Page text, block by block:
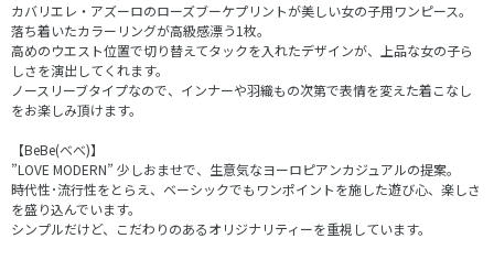
カバリエレ・アズーロのローズブーケプリントが美しい女の子用ワンピース。
落ち着いたカラーリングが高級感漂う1枚。
高めのウエスト位置で切り替えてタックを入れたデザインが、上品な女の子ら
しさを演出してくれます。
ノースリーブタイプなので、インナーや羽織もの次第で表情を変えた着こなし
をお楽しみ頂けます。
【BeBe(べべ)】
”LOVE MODERN” 少しおませで、生意気なヨーロピアンカジュアルの提案。
時代性･流行性をとらえ、ベーシックでもワンポイントを施した遊び心、楽しさ
を盛り込んでいます。
シンプルだけど、こだわりのあるオリジナリティーを重視しています。